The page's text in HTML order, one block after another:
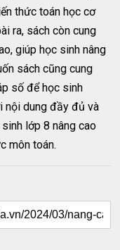
thức toán học cơ
ra, sách còn cung
giúp học sinh nâng
sách cũng cung
số để học sinh
nội dung đầy đủ và
lớp 8 nâng cao
môn toán.